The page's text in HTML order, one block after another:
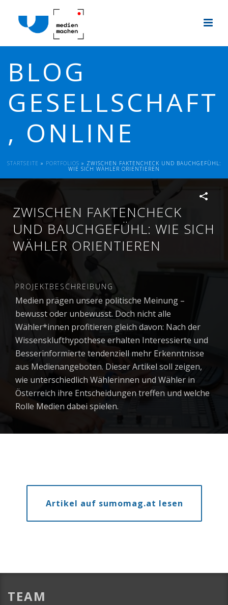
BLOG
GESELLSCHAFT
, ONLINE
STARTSEITE » PORTFOLIOS » ZWISCHEN FAKTENCHECK UND BAUCHGEFÜHL:
WIE SICH WÄHLER ORIENTIEREN
ZWISCHEN FAKTENCHECK
UND BAUCHGEFÜHL: WIE SICH
WÄHLER ORIENTIEREN
PROJEKTBESCHREIBUNG
Medien prägen unsere politische Meinung –
bewusst oder unbewusst. Doch nicht alle
Wähler*innen profitieren gleich davon: Nach der
Wissensklufthypothese erhalten Interessierte und
Besserinformierte tendenziell mehr Erkenntnisse
aus Medienangeboten. Dieser Artikel soll zeigen,
wie unterschiedlich Wählerinnen und Wähler in
Österreich ihre Entscheidungen treffen und welche
Rolle Medien dabei spielen.
Artikel auf sumomag.at lesen
TEAM